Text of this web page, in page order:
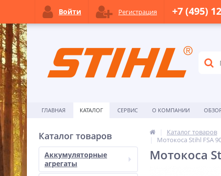
ГЛАВНАЯ КАТАЛОГ СЕРВИС О КОМПАНИИ
Каталог товаров
Аккумуляторные
агрегаты
Каталог товаров
Мотокоса Stihl FSA
Мотокоса
Войти Регистрация +7 (495)